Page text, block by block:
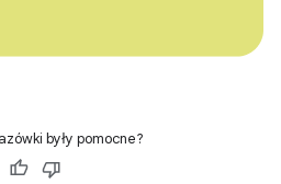
były pomocne?